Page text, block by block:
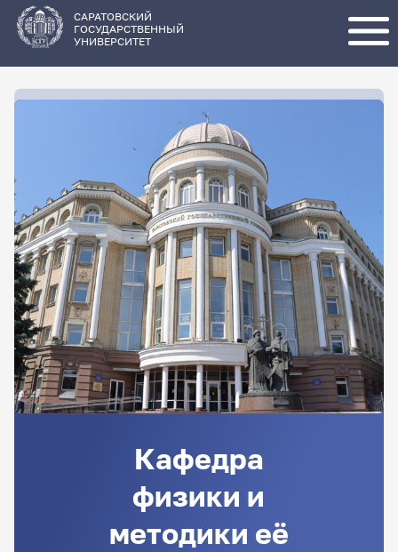
основному
содержанию
САРАТОВСКИЙ
ГОСУДАРСТВЕННЫЙ
УНИВЕРСИТЕТ
Кафедра
физики и
методики её